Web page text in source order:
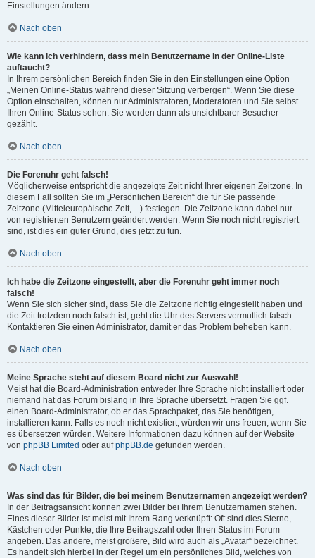
Einstellungen ändern.
Nach oben
Wie kann ich verhindern, dass mein Benutzername in der Online-Liste
auftaucht?
In Ihrem persönlichen Bereich finden Sie in den Einstellungen eine Option
„Meinen Online-Status während dieser Sitzung verbergen“. Wenn Sie diese
Option einschalten, können nur Administratoren, Moderatoren und Sie selbst
Ihren Online-Status sehen. Sie werden dann als unsichtbarer Besucher
gezählt.
Nach oben
Die Forenuhr geht falsch!
Möglicherweise entspricht die angezeigte Zeit nicht Ihrer eigenen Zeitzone. In
diesem Fall sollten Sie im „Persönlichen Bereich“ die für Sie passende
Zeitzone (Mitteleuropäische Zeit, ...) festlegen. Die Zeitzone kann dabei nur
von registrierten Benutzern geändert werden. Wenn Sie noch nicht registriert
sind, ist dies ein guter Grund, dies jetzt zu tun.
Nach oben
Ich habe die Zeitzone eingestellt, aber die Forenuhr geht immer noch
falsch!
Wenn Sie sich sicher sind, dass Sie die Zeitzone richtig eingestellt haben und
die Zeit trotzdem noch falsch ist, geht die Uhr des Servers vermutlich falsch.
Kontaktieren Sie einen Administrator, damit er das Problem beheben kann.
Nach oben
Meine Sprache steht auf diesem Board nicht zur Auswahl!
Meist hat die Board-Administration entweder Ihre Sprache nicht installiert oder
niemand hat das Forum bislang in Ihre Sprache übersetzt. Fragen Sie ggf.
einen Board-Administrator, ob er das Sprachpaket, das Sie benötigen,
installieren kann. Falls es noch nicht existiert, würden wir uns freuen, wenn Sie
es übersetzen würden. Weitere Informationen dazu können auf der Website
von phpBB Limited oder aufphpBB.de gefunden werden.
Nach oben
Was sind das für Bilder, die bei meinem Benutzernamen angezeigt werden?
In der Beitragsansicht können zwei Bilder bei Ihrem Benutzernamen stehen.
Eines dieser Bilder ist meist mit Ihrem Rang verknüpft: Oft sind dies Sterne,
Kästchen oder Punkte, die Ihre Beitragszahl oder Ihren Status im Forum
angeben. Das andere, meist größere, Bild wird auch als „Avatar“ bezeichnet.
Es handelt sich hierbei in der Regel um ein persönliches Bild, welches von